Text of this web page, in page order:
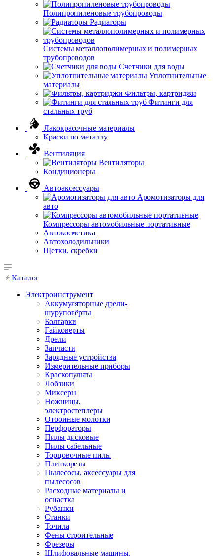
Полипропиленовые трубопроводы
Радиаторы
Системы металлополимерных и полимерных
трубопроводов
Счетчики для воды
Уплотнительные
материалы
Фильтры, картриджи
Фитинги для
стальных труб
Лакокрасочные материалы
Краски по металлу
Вентиляция
Вентиляторы
Кондиционеры
Автоаксессуары
Аромотизаторы для
авто
Компрессоры автомобильные портативные
Автокосметика
Автохолодильники
Щетки, скребки
Каталог
Электроинструмент
Аккумуляторные дрели-
шуруповёрты
Болгарки
Гайковерты
Дрели
Запчасти
Зарядные устройства
Измерительные приборы
Краскопульты
Лобзики
Миксеры
Ножницы,
электростеплеры
Отбойные молотки
Перфораторы
Пилы дисковые
Пилы сабельные
Торцовочные пилы
Плиткорезы
Пылесосы, аксессуары для
пылесосов
Расходные материалы и
оснастка
Рубанки
Станки
Точила
Фены строительные
Фрезеры
Шлифовальные машины,